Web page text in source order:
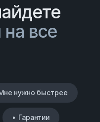
на все
нужно быстрее
• Гарантии